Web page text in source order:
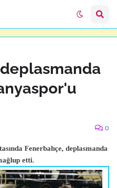
0
Fenerbahçe, deplasmanda
etti.